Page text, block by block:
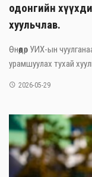
одонгийн
хуульчлав.
Өнөөдөр УИХ-ын
урамшуулах тухай
2026-05-29